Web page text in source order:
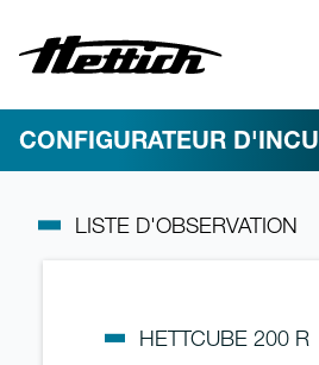
CONFIGURATEUR
LISTE D'OBSERVATION
HETTCUBE 200 R